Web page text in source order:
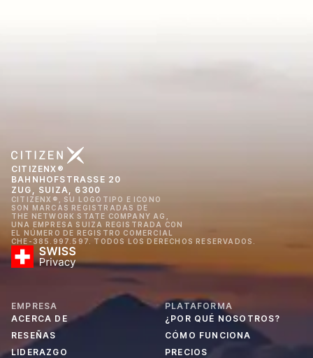
CITIZENX®
BAHNHOFSTRASSE 20
ZUG, SUIZA, 6300
CITIZENX®, SU LOGOTIPO E ICONO
SON MARCAS REGISTRADAS DE
THE NETWORK STATE COMPANY AG,
UNA EMPRESA SUIZA REGISTRADA CON
EL NÚMERO DE REGISTRO COMERCIAL
CHE-385.997.597. TODOS LOS DERECHOS RESERVADOS.
EMPRESA
ACERCA DE
RESEÑAS
LIDERAZGO
PLATAFORMA
¿POR QUÉ NOSOTROS?
CÓMO FUNCIONA
PRECIOS